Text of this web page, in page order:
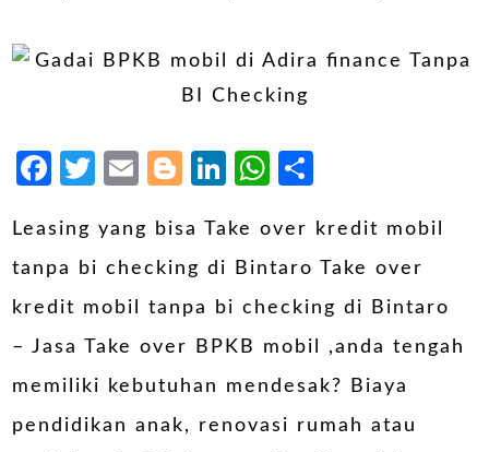
Facebook
Twitter
EmailBlogger
LinkedIn
WhatsApp
Leasing yang bisa Take over kredit mobil
tanpa bi checking di Bintaro Take over
kredit mobil tanpa bi checking di Bintaro
– Jasa Take over BPKB mobil ,anda tengah
memiliki kebutuhan mendesak? Biaya
pendidikan anak, renovasi rumah atau